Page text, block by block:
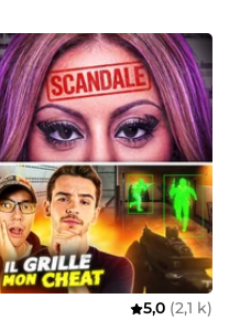
5,0 (2,1 k)